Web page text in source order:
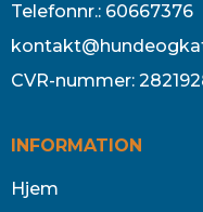
Telefonnr.: 60667376
CVR-nummer:
INFORMATION
Hjem